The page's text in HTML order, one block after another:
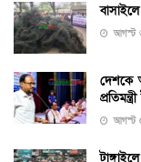
আগস্ট
দেশকে
আগস্ট